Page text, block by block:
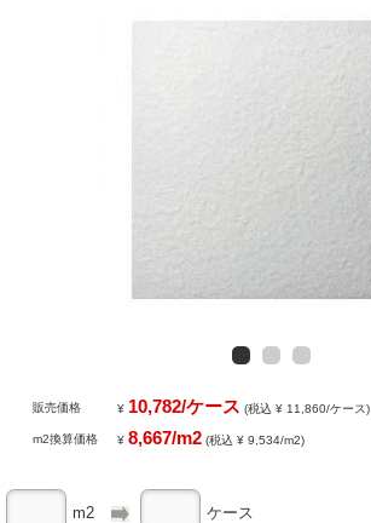
販売価格 ¥ 10,782/ケース (税込 ¥ 11,860/ケース)
m2換算価格 ¥8,667/m2 (税込 ¥ 9,534/m2)
m2 ケース